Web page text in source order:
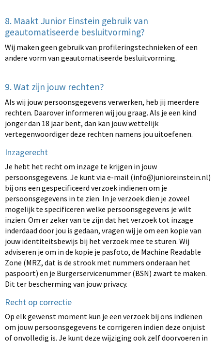
8. Maakt Junior Einstein gebruik van
geautomatiseerde besluitvorming?
Wij maken geen gebruik van profileringstechnieken of een
andere vorm van geautomatiseerde besluitvorming.
9. Wat zijn jouw rechten?
Als wij jouw persoonsgegevens verwerken, heb jij meerdere
rechten. Daarover informeren wij jou graag. Als je een kind
jonger dan 18 jaar bent, dan kan jouw wettelijk
vertegenwoordiger deze rechten namens jou uitoefenen.
Inzagerecht
Je hebt het recht om inzage te krijgen in jouw
persoonsgegevens. Je kunt via e-mail (info@junioreinstein.nl)
bij ons een gespecificeerd verzoek indienen om je
persoonsgegevens in te zien. In je verzoek dien je zoveel
mogelijk te specificeren welke persoonsgegevens je wilt
inzien. Om er zeker van te zijn dat het verzoek tot inzage
inderdaad door jou is gedaan, vragen wij je om een kopie van
jouw identiteitsbewijs bij het verzoek mee te sturen. Wij
adviseren je om in de kopie je pasfoto, de Machine Readable
Zone (MRZ, dat is de strook met nummers onderaan het
paspoort) en je Burgerservicenummer (BSN) zwart te maken.
Dit ter bescherming van jouw privacy.
Recht op correctie
Op elk gewenst moment kun je een verzoek bij ons indienen
om jouw persoonsgegevens te corrigeren indien deze onjuist
of onvolledig is. Je kunt deze wijziging ook zelf doorvoeren in